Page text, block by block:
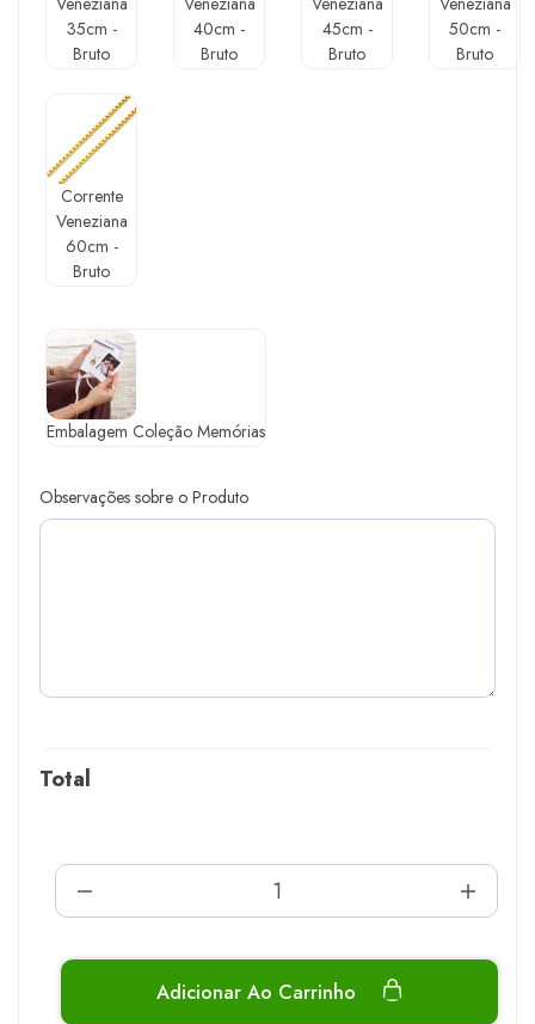
35cm -
Bruto
40cm -
Bruto
45cm -
Bruto
50cm -
Bruto
Corrente
Veneziana
60cm -
Bruto
Embalagem Coleção Memórias
Observações sobre o Produto
Total
Adicionar Ao Carrinho